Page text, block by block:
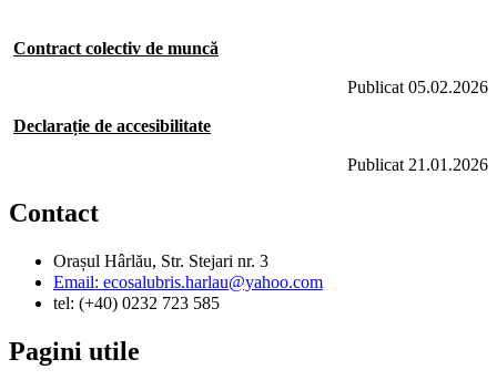
Contract colectiv de muncă
Publicat 05.02.2026
Declarație de accesibilitate
Publicat 21.01.2026
Contact
Orașul Hârlău, Str. Stejari nr. 3
Email: ecosalubris.harlau@yahoo.com
tel: (+40) 0232 723 585
Pagini utile